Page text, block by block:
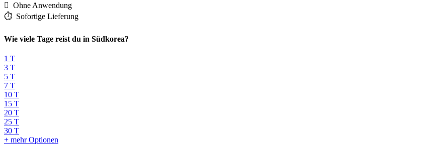
️ Ohne Anwendung
⏱️️ Sofortige Lieferung
Wie viele Tage reist du in Südkorea?
1 T
3 T
5 T
7 T
10 T
15 T
20 T
25 T
30 T
+ mehr Optionen